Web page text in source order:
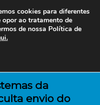
da
envio do
cookies para diferentes
opor ao tratamento de
de nossa Política de